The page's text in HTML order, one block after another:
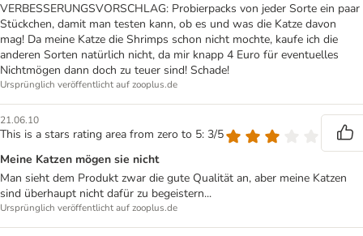
VERBESSERUNGSVORSCHLAG: Probierpacks von jeder Sorte ein paar
Stückchen, damit man testen kann, ob es und was die Katze davon
mag! Da meine Katze die Shrimps schon nicht mochte, kaufe ich die
anderen Sorten natürlich nicht, da mir knapp 4 Euro für eventuelles
Nichtmögen dann doch zu teuer sind! Schade!
Ursprünglich veröffentlicht auf zooplus.de
21.06.10
This is a stars rating area from zero to 5: 3/5
Meine Katzen mögen sie nicht
Man sieht dem Produkt zwar die gute Qualität an, aber meine Katzen
sind überhaupt nicht dafür zu begeistern...
Ursprünglich veröffentlicht auf zooplus.de